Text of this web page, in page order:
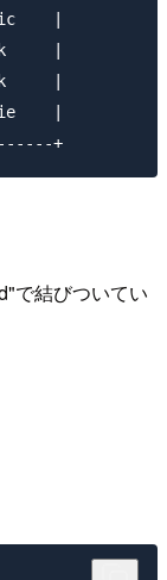
|
|
|
|
で結びついてい